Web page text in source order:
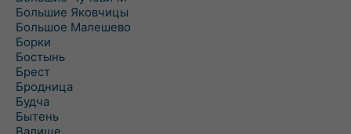
Большие Яковчицы
Большое Малешево
Борки
Бостынь
Брест
Бродница
Будча
Бытень